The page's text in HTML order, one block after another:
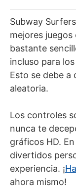
Subway
mejores
bastante
incluso para
Esto se debe a
aleatoria.
Los controles
nunca te
gráficos HD.
divertidos
experiencia. ¡
ahora mismo!